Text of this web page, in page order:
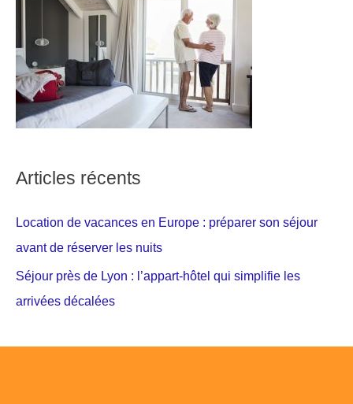
Articles récents
Location de vacances en Europe : préparer son séjour
avant de réserver les nuits
Séjour près de Lyon : l’appart-hôtel qui simplifie les
arrivées décalées